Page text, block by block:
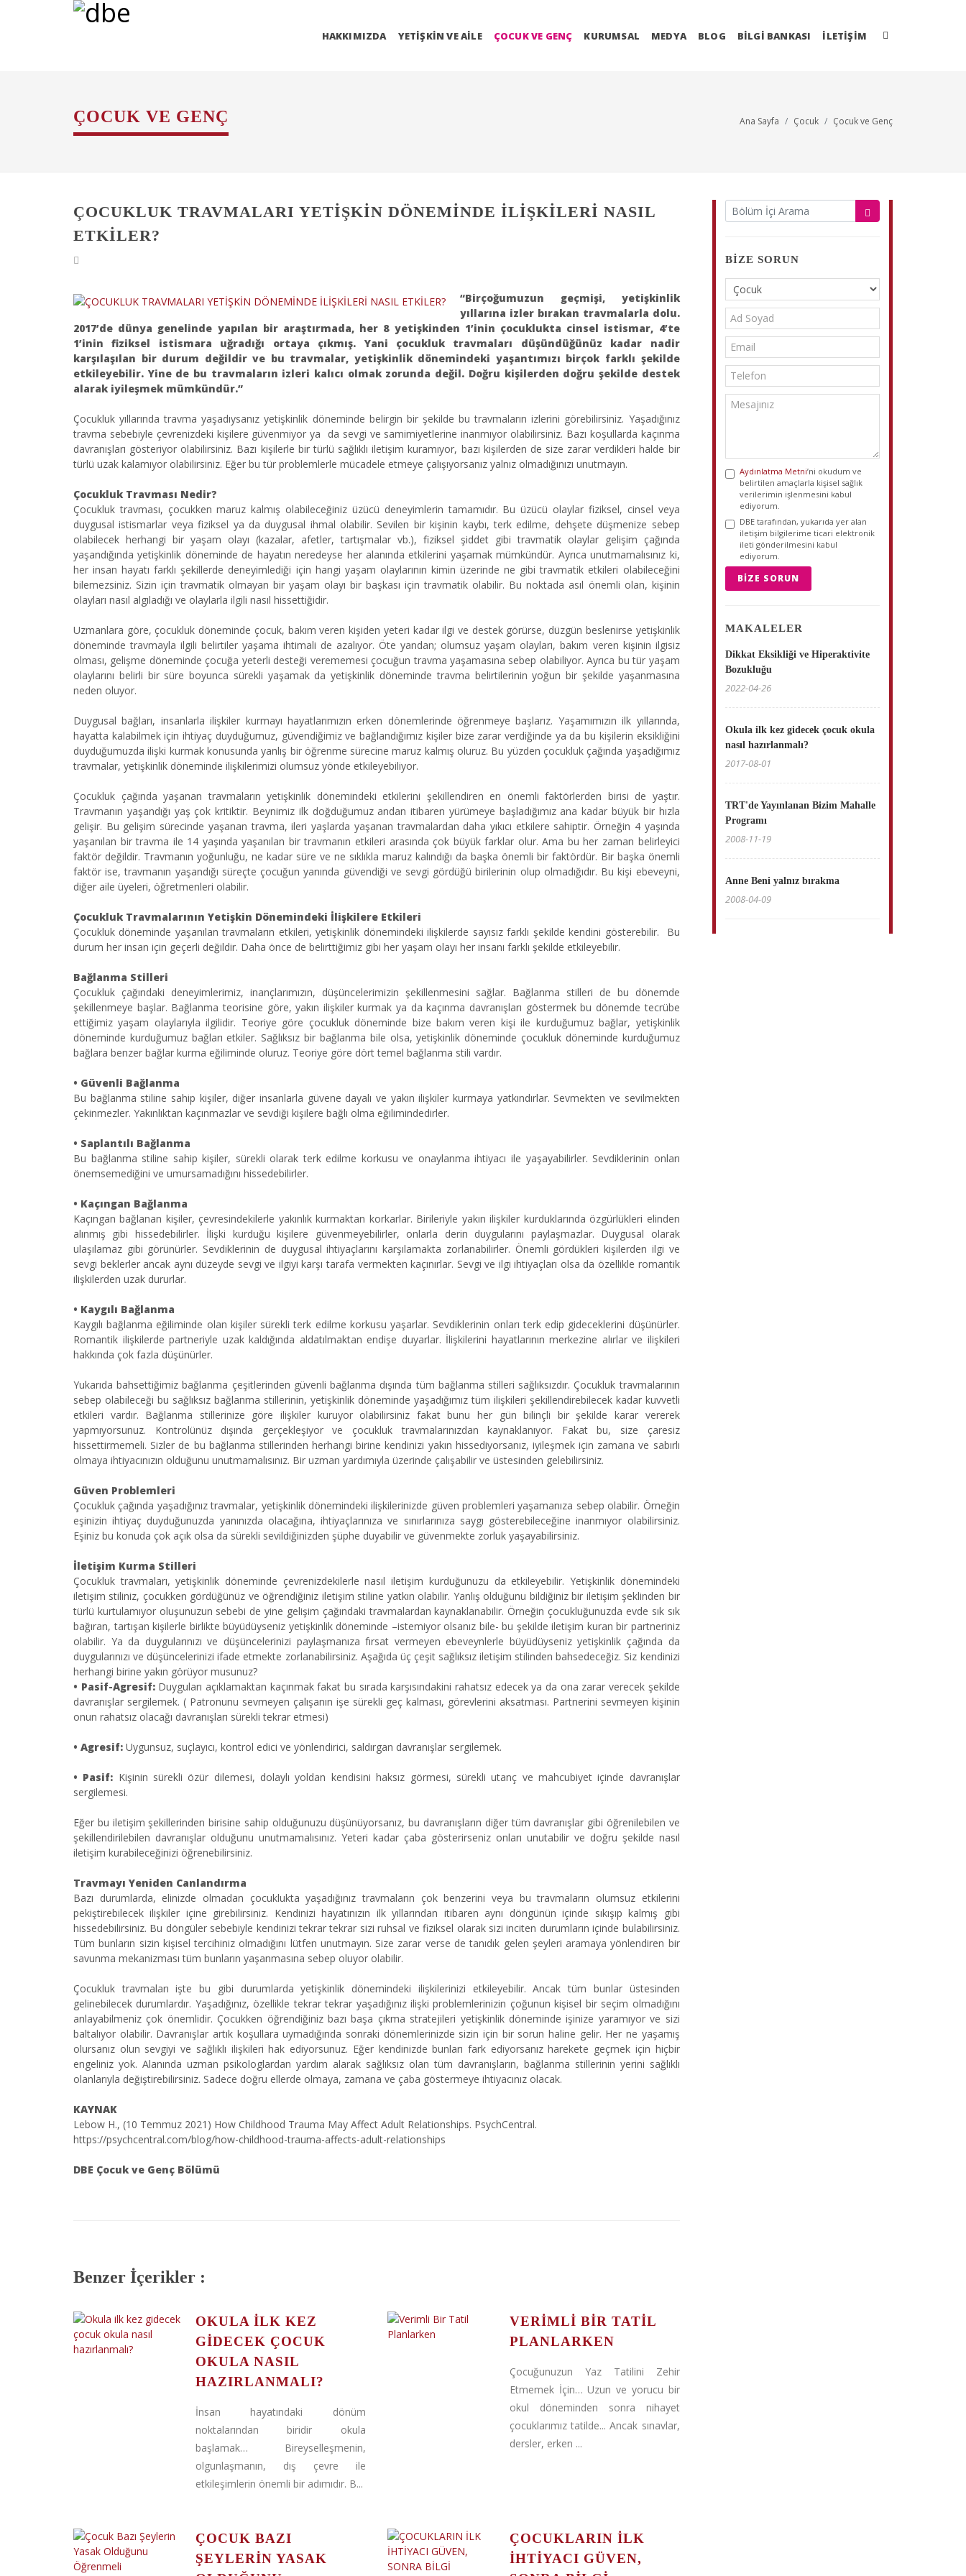
HAKKIMIZDA YETIŞKIN VE AILE ÇOCUK VE GENÇ KURUMSAL MEDYA BLOG BİLGİ BANKASI İLETIŞIM
ÇOCUK VE GENÇ Ana Sayfa Çocuk Çocuk ve Genç
ÇOCUKLUK TRAVMALARI YETİŞKİN DÖNEMİNDE İLİŞKİLERİ NASIL
ETKİLER?
“Birçoğumuzun geçmişi, yetişkinlik
yıllarına izler bırakan travmalarla dolu.
2017’de dünya genelinde yapılan bir araştırmada, her 8 yetişkinden 1’inin çocuklukta cinsel istismar, 4’te
1’inin fiziksel istismara uğradığı ortaya çıkmış. Yani çocukluk travmaları düşündüğünüz kadar nadir
karşılaşılan bir durum değildir ve bu travmalar, yetişkinlik dönemindeki yaşantımızı birçok farklı şekilde
etkileyebilir. Yine de bu travmaların izleri kalıcı olmak zorunda değil. Doğru kişilerden doğru şekilde destek
alarak iyileşmek mümkündür.”
Çocukluk yıllarında travma yaşadıysanız yetişkinlik döneminde belirgin bir şekilde bu travmaların izlerini görebilirsiniz. Yaşadığınız
travma sebebiyle çevrenizdeki kişilere güvenmiyor ya da sevgi ve samimiyetlerine inanmıyor olabilirsiniz. Bazı koşullarda kaçınma
davranışları gösteriyor olabilirsiniz. Bazı kişilerle bir türlü sağlıklı iletişim kuramıyor, bazı kişilerden de size zarar verdikleri halde bir
türlü uzak kalamıyor olabilirsiniz. Eğer bu tür problemlerle mücadele etmeye çalışıyorsanız yalnız olmadığınızı unutmayın.
Çocukluk Travması Nedir?
Çocukluk travması, çocukken maruz kalmış olabileceğiniz üzücü deneyimlerin tamamıdır. Bu üzücü olaylar fiziksel, cinsel veya
duygusal istismarlar veya fiziksel ya da duygusal ihmal olabilir. Sevilen bir kişinin kaybı, terk edilme, dehşete düşmenize sebep
olabilecek herhangi bir yaşam olayı (kazalar, afetler, tartışmalar vb.), fiziksel şiddet gibi travmatik olaylar gelişim çağında
yaşandığında yetişkinlik döneminde de hayatın neredeyse her alanında etkilerini yaşamak mümkündür. Ayrıca unutmamalısınız ki,
her insan hayatı farklı şekillerde deneyimlediği için hangi yaşam olaylarının kimin üzerinde ne gibi travmatik etkileri olabileceğini
bilemezsiniz. Sizin için travmatik olmayan bir yaşam olayı bir başkası için travmatik olabilir. Bu noktada asıl önemli olan, kişinin
olayları nasıl algıladığı ve olaylarla ilgili nasıl hissettiğidir.
Uzmanlara göre, çocukluk döneminde çocuk, bakım veren kişiden yeteri kadar ilgi ve destek görürse, düzgün beslenirse yetişkinlik
döneminde travmayla ilgili belirtiler yaşama ihtimali de azalıyor. Öte yandan; olumsuz yaşam olayları, bakım veren kişinin ilgisiz
olması, gelişme döneminde çocuğa yeterli desteği verememesi çocuğun travma yaşamasına sebep olabiliyor. Ayrıca bu tür yaşam
olaylarını belirli bir süre boyunca sürekli yaşamak da yetişkinlik döneminde travma belirtilerinin yoğun bir şekilde yaşanmasına
neden oluyor.
Duygusal bağları, insanlarla ilişkiler kurmayı hayatlarımızın erken dönemlerinde öğrenmeye başlarız. Yaşamımızın ilk yıllarında,
hayatta kalabilmek için ihtiyaç duyduğumuz, güvendiğimiz ve bağlandığımız kişiler bize zarar verdiğinde ya da bu kişilerin eksikliğini
duyduğumuzda ilişki kurmak konusunda yanlış bir öğrenme sürecine maruz kalmış oluruz. Bu yüzden çocukluk çağında yaşadığımız
travmalar, yetişkinlik döneminde ilişkilerimizi olumsuz yönde etkileyebiliyor.
Çocukluk çağında yaşanan travmaların yetişkinlik dönemindeki etkilerini şekillendiren en önemli faktörlerden birisi de yaştır.
Travmanın yaşandığı yaş çok kritiktir. Beynimiz ilk doğduğumuz andan itibaren yürümeye başladığımız ana kadar büyük bir hızla
gelişir. Bu gelişim sürecinde yaşanan travma, ileri yaşlarda yaşanan travmalardan daha yıkıcı etkilere sahiptir. Örneğin 4 yaşında
yaşanılan bir travma ile 14 yaşında yaşanılan bir travmanın etkileri arasında çok büyük farklar olur. Ama bu her zaman belirleyici
faktör değildir. Travmanın yoğunluğu, ne kadar süre ve ne sıklıkla maruz kalındığı da başka önemli bir faktördür. Bir başka önemli
faktör ise, travmanın yaşandığı süreçte çocuğun yanında güvendiği ve sevgi gördüğü birilerinin olup olmadığıdır. Bu kişi ebeveyni,
diğer aile üyeleri, öğretmenleri olabilir.
Çocukluk Travmalarının Yetişkin Dönemindeki İlişkilere Etkileri
Çocukluk döneminde yaşanılan travmaların etkileri, yetişkinlik dönemindeki ilişkilerde sayısız farklı şekilde kendini gösterebilir. Bu
durum her insan için geçerli değildir. Daha önce de belirttiğimiz gibi her yaşam olayı her insanı farklı şekilde etkileyebilir.
Bağlanma Stilleri
Çocukluk çağındaki deneyimlerimiz, inançlarımızın, düşüncelerimizin şekillenmesini sağlar. Bağlanma stilleri de bu dönemde
şekillenmeye başlar. Bağlanma teorisine göre, yakın ilişkiler kurmak ya da kaçınma davranışları göstermek bu dönemde tecrübe
ettiğimiz yaşam olaylarıyla ilgilidir. Teoriye göre çocukluk döneminde bize bakım veren kişi ile kurduğumuz bağlar, yetişkinlik
döneminde kurduğumuz bağları etkiler. Sağlıksız bir bağlanma bile olsa, yetişkinlik döneminde çocukluk döneminde kurduğumuz
bağlara benzer bağlar kurma eğiliminde oluruz. Teoriye göre dört temel bağlanma stili vardır.
• Güvenli Bağlanma
Bu bağlanma stiline sahip kişiler, diğer insanlarla güvene dayalı ve yakın ilişkiler kurmaya yatkındırlar. Sevmekten ve sevilmekten
çekinmezler. Yakınlıktan kaçınmazlar ve sevdiği kişilere bağlı olma eğilimindedirler.
• Saplantılı Bağlanma
Bu bağlanma stiline sahip kişiler, sürekli olarak terk edilme korkusu ve onaylanma ihtiyacı ile yaşayabilirler. Sevdiklerinin onları
önemsemediğini ve umursamadığını hissedebilirler.
• Kaçıngan Bağlanma
Kaçıngan bağlanan kişiler, çevresindekilerle yakınlık kurmaktan korkarlar. Birileriyle yakın ilişkiler kurduklarında özgürlükleri elinden
alınmış gibi hissedebilirler. İlişki kurduğu kişilere güvenmeyebilirler, onlarla derin duygularını paylaşmazlar. Duygusal olarak
ulaşılamaz gibi görünürler. Sevdiklerinin de duygusal ihtiyaçlarını karşılamakta zorlanabilirler. Önemli gördükleri kişilerden ilgi ve
sevgi beklerler ancak aynı düzeyde sevgi ve ilgiyi karşı tarafa vermekten kaçınırlar. Sevgi ve ilgi ihtiyaçları olsa da özellikle romantik
ilişkilerden uzak dururlar.
• Kaygılı Bağlanma
Kaygılı bağlanma eğiliminde olan kişiler sürekli terk edilme korkusu yaşarlar. Sevdiklerinin onları terk edip gideceklerini düşünürler.
Romantik ilişkilerde partneriyle uzak kaldığında aldatılmaktan endişe duyarlar. İlişkilerini hayatlarının merkezine alırlar ve ilişkileri
hakkında çok fazla düşünürler.
Yukarıda bahsettiğimiz bağlanma çeşitlerinden güvenli bağlanma dışında tüm bağlanma stilleri sağlıksızdır. Çocukluk travmalarının
sebep olabileceği bu sağlıksız bağlanma stillerinin, yetişkinlik döneminde yaşadığımız tüm ilişkileri şekillendirebilecek kadar kuvvetli
etkileri vardır. Bağlanma stillerinize göre ilişkiler kuruyor olabilirsiniz fakat bunu her gün bilinçli bir şekilde karar vererek
yapmıyorsunuz. Kontrolünüz dışında gerçekleşiyor ve çocukluk travmalarınızdan kaynaklanıyor. Fakat bu, size çaresiz
hissettirmemeli. Sizler de bu bağlanma stillerinden herhangi birine kendinizi yakın hissediyorsanız, iyileşmek için zamana ve sabırlı
olmaya ihtiyacınızın olduğunu unutmamalısınız. Bir uzman yardımıyla üzerinde çalışabilir ve üstesinden gelebilirsiniz.
Güven Problemleri
Çocukluk çağında yaşadığınız travmalar, yetişkinlik dönemindeki ilişkilerinizde güven problemleri yaşamanıza sebep olabilir. Örneğin
eşinizin ihtiyaç duyduğunuzda yanınızda olacağına, ihtiyaçlarınıza ve sınırlarınıza saygı gösterebileceğine inanmıyor olabilirsiniz.
Eşiniz bu konuda çok açık olsa da sürekli sevildiğinizden şüphe duyabilir ve güvenmekte zorluk yaşayabilirsiniz.
İletişim Kurma Stilleri
Çocukluk travmaları, yetişkinlik döneminde çevrenizdekilerle nasıl iletişim kurduğunuzu da etkileyebilir. Yetişkinlik dönemindeki
iletişim stiliniz, çocukken gördüğünüz ve öğrendiğiniz iletişim stiline yatkın olabilir. Yanlış olduğunu bildiğiniz bir iletişim şeklinden bir
türlü kurtulamıyor oluşunuzun sebebi de yine gelişim çağındaki travmalardan kaynaklanabilir. Örneğin çocukluğunuzda evde sık sık
bağıran, tartışan kişilerle birlikte büyüdüyseniz yetişkinlik döneminde –istemiyor olsanız bile- bu şekilde iletişim kuran bir partneriniz
olabilir. Ya da duygularınızı ve düşüncelerinizi paylaşmanıza fırsat vermeyen ebeveynlerle büyüdüyseniz yetişkinlik çağında da
duygularınızı ve düşüncelerinizi ifade etmekte zorlanabilirsiniz. Aşağıda üç çeşit sağlıksız iletişim stilinden bahsedeceğiz. Siz kendinizi
herhangi birine yakın görüyor musunuz?
• Pasif-Agresif: Duyguları açıklamaktan kaçınmak fakat bu sırada karşısındakini rahatsız edecek ya da ona zarar verecek şekilde
davranışlar sergilemek. ( Patronunu sevmeyen çalışanın işe sürekli geç kalması, görevlerini aksatması. Partnerini sevmeyen kişinin
onun rahatsız olacağı davranışları sürekli tekrar etmesi)
• Agresif: Uygunsuz, suçlayıcı, kontrol edici ve yönlendirici, saldırgan davranışlar sergilemek.
• Pasif: Kişinin sürekli özür dilemesi, dolaylı yoldan kendisini haksız görmesi, sürekli utanç ve mahcubiyet içinde davranışlar
sergilemesi.
Eğer bu iletişim şekillerinden birisine sahip olduğunuzu düşünüyorsanız, bu davranışların diğer tüm davranışlar gibi öğrenilebilen ve
şekillendirilebilen davranışlar olduğunu unutmamalısınız. Yeteri kadar çaba gösterirseniz onları unutabilir ve doğru şekilde nasıl
iletişim kurabileceğinizi öğrenebilirsiniz.
Travmayı Yeniden Canlandırma
Bazı durumlarda, elinizde olmadan çocuklukta yaşadığınız travmaların çok benzerini veya bu travmaların olumsuz etkilerini
pekiştirebilecek ilişkiler içine girebilirsiniz. Kendinizi hayatınızın ilk yıllarından itibaren aynı döngünün içinde sıkışıp kalmış gibi
hissedebilirsiniz. Bu döngüler sebebiyle kendinizi tekrar tekrar sizi ruhsal ve fiziksel olarak sizi inciten durumların içinde bulabilirsiniz.
Tüm bunların sizin kişisel tercihiniz olmadığını lütfen unutmayın. Size zarar verse de tanıdık gelen şeyleri aramaya yönlendiren bir
savunma mekanizması tüm bunların yaşanmasına sebep oluyor olabilir.
Çocukluk travmaları işte bu gibi durumlarda yetişkinlik dönemindeki ilişkilerinizi etkileyebilir. Ancak tüm bunlar üstesinden
gelinebilecek durumlardır. Yaşadığınız, özellikle tekrar tekrar yaşadığınız ilişki problemlerinizin çoğunun kişisel bir seçim olmadığını
anlayabilmeniz çok önemlidir. Çocukken öğrendiğiniz bazı başa çıkma stratejileri yetişkinlik döneminde işinize yaramıyor ve sizi
baltalıyor olabilir. Davranışlar artık koşullara uymadığında sonraki dönemlerinizde sizin için bir sorun haline gelir. Her ne yaşamış
olursanız olun sevgiyi ve sağlıklı ilişkileri hak ediyorsunuz. Eğer kendinizde bunları fark ediyorsanız harekete geçmek için hiçbir
engeliniz yok. Alanında uzman psikologlardan yardım alarak sağlıksız olan tüm davranışların, bağlanma stillerinin yerini sağlıklı
olanlarıyla değiştirebilirsiniz. Sadece doğru ellerde olmaya, zamana ve çaba göstermeye ihtiyacınız olacak.
KAYNAK
Lebow H., (10 Temmuz 2021) How Childhood Trauma May Affect Adult Relationships. PsychCentral.
https://psychcentral.com/blog/how-childhood-trauma-affects-adult-relationships
DBE Çocuk ve Genç Bölümü
Benzer İçerikler :
OKULA ILK KEZ
GIDECEK ÇOCUK
OKULA NASIL
HAZIRLANMALI?
İnsan hayatındaki dönüm
noktalarından biridir okula
başlamak… Bireyselleşmenin,
olgunlaşmanın, dış çevre ile
etkileşimlerin önemli bir adımıdır. B...
VERIMLI BIR TATIL
PLANLARKEN
Çocuğunuzun Yaz Tatilini Zehir
Etmemek İçin… Uzun ve yorucu bir
okul döneminden sonra nihayet
çocuklarımız tatilde... Ancak sınavlar,
dersler, erken ...
ÇOCUK BAZI
ŞEYLERIN YASAK
ÇOCUKLARIN İLK
İHTİYACI GÜVEN,
BIZE SORUN
Aydınlatma Metni’ni okudum ve
belirtilen amaçlarla kişisel sağlık
verilerimin işlenmesini kabul
ediyorum.
DBE tarafından, yukarıda yer alan
iletişim bilgilerime ticari elektronik
ileti gönderilmesini kabul
ediyorum.
BIZE SORUN
MAKALELER
Dikkat Eksikliği ve Hiperaktivite
Bozukluğu
2022-04-26
Okula ilk kez gidecek çocuk okula
nasıl hazırlanmalı?
2017-08-01
TRT'de Yayınlanan Bizim Mahalle
Programı
2008-11-19
Anne Beni yalnız bırakma
2008-04-09